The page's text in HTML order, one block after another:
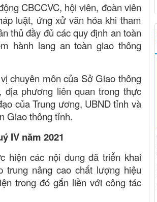
CBCCVC, hội viên, đoàn viên
luật, ứng xử văn hóa khi tham
thủ đầy đủ các quy định an toàn
hành lang an toàn giao thông
chuyên môn của Sở Giao thông
phương liên quan trong thực
của Trung ương, UBND tỉnh và
Giao thông tỉnh.
IV năm 2021
hiện các nội dung đã triển khai
nâng cao chất lượng hiệu
trong đó gắn liền với công tác